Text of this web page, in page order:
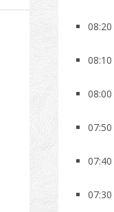
08:20
08:10
08:00
07:50
07:40
07:30